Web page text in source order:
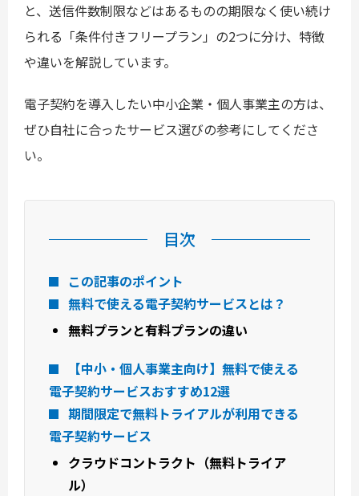
と、送信件数制限などはあるものの期限なく使い続け
られる「条件付きフリープラン」の2つに分け、特徴
や違いを解説しています。
電子契約を導入したい中小企業・個人事業主の方は、
ぜひ自社に合ったサービス選びの参考にしてくださ
い。
目次
この記事のポイント
無料で使える電子契約サービスとは？
無料プランと有料プランの違い
【中小・個人事業主向け】無料で使える
電子契約サービスおすすめ12選
期間限定で無料トライアルが利用できる
電子契約サービス
クラウドコントラクト（無料トライア
ル）